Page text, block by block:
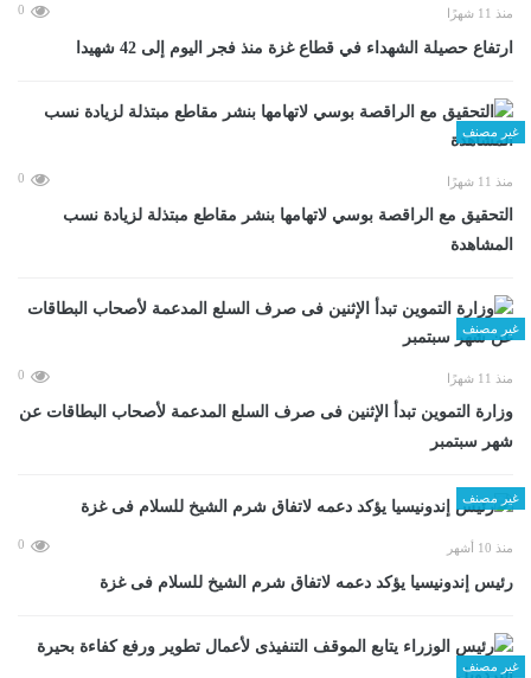
منذ 11 شهرًا 0
ارتفاع حصيلة الشهداء في قطاع غزة منذ فجر اليوم إلى 42 شهيدا
غير مصنف
منذ 11 شهرًا 0
التحقيق مع الراقصة بوسي لاتهامها بنشر مقاطع مبتذلة لزيادة نسب
المشاهدة
غير مصنف
منذ 11 شهرًا 0
وزارة التموين تبدأ الإثنين فى صرف السلع المدعمة لأصحاب البطاقات عن
شهر سبتمبر
غير مصنف
منذ 10 أشهر 0
رئيس إندونيسيا يؤكد دعمه لاتفاق شرم الشيخ للسلام فى غزة
غير مصنف